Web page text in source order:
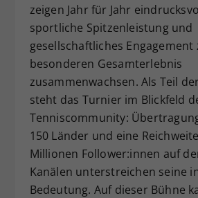
zeigen Jahr für Jahr
sportliche Spitzenleistung und
gesellschaftliches Engagement
besonderen Gesamterlebnis
zusammenwachsen. Als Teil
steht das Turnier im Blickfeld
Tenniscommunity:
150 Länder und eine
Millionen Follower:innen auf
Kanälen unterstreichen seine
Bedeutung. Auf dieser Bühne